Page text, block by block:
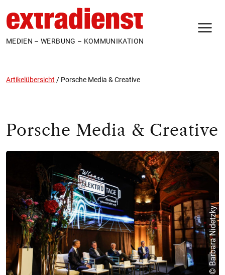
MEDIEN – WERBUNG – KOMMUNIKATION
Artikelübersicht / Porsche Media & Creative
Porsche Media & Creative
© Barbara Nidetzky